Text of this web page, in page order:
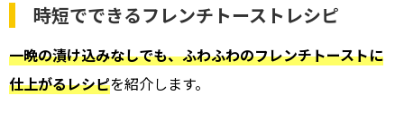
時短でできるフレンチトーストレシピ
一晩の漬け込みなしでも、ふわふわのフレンチトーストに
仕上がるレシピを紹介します。